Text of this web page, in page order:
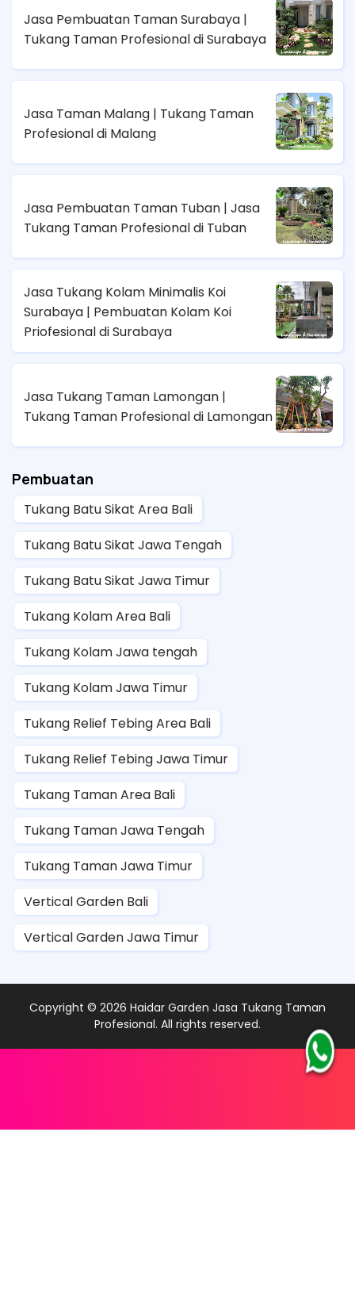
Jasa Pembuatan Taman Surabaya |
Tukang Taman Profesional di Surabaya
Jasa Taman Malang | Tukang Taman
Profesional di Malang
Jasa Pembuatan Taman Tuban | Jasa
Tukang Taman Profesional di Tuban
Jasa Tukang Kolam Minimalis Koi
Surabaya | Pembuatan Kolam Koi
Priofesional di Surabaya
Jasa Tukang Taman Lamongan |
Tukang Taman Profesional di Lamongan
Pembuatan
Tukang Batu Sikat Area Bali
Tukang Batu Sikat Jawa Tengah
Tukang Batu Sikat Jawa Timur
Tukang Kolam Area Bali
Tukang Kolam Jawa tengah
Tukang Kolam Jawa Timur
Tukang Relief Tebing Area Bali
Tukang Relief Tebing Jawa Timur
Tukang Taman Area Bali
Tukang Taman Jawa Tengah
Tukang Taman Jawa Timur
Vertical Garden Bali
Vertical Garden Jawa Timur
Copyright © 2026 Haidar Garden Jasa Tukang Taman
Profesional. All rights reserved.